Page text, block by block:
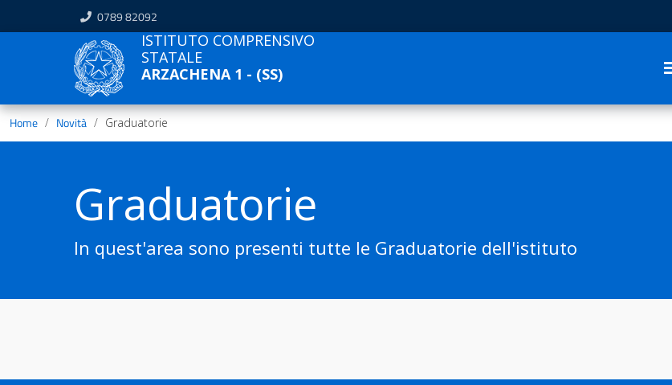
0789 82092
ISTITUTO COMPRENSIVO
STATALE
ARZACHENA 1 - (SS)
Home Novità Graduatorie
Graduatorie
In quest'area sono presenti tutte le Graduatorie dell'istituto